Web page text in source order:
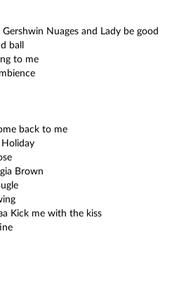
Nuages and Lady be good
ball
to me
back to me
Holiday
Brown
Kick me with the kiss